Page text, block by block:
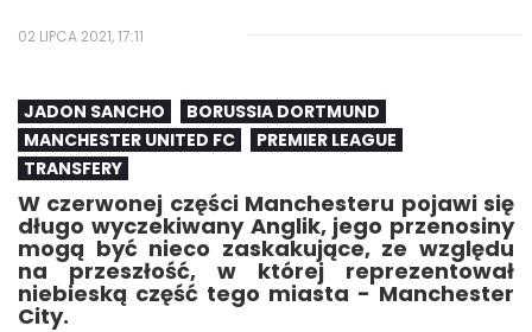
02 LIPCA 2021, 17:11
JADON SANCHO
BORUSSIA DORTMUND
MANCHESTER UNITED FC
PREMIER LEAGUE
TRANSFERY
W czerwonej części Manchesteru pojawi się
długo wyczekiwany Anglik, jego przenosiny
mogą być nieco zaskakujące, ze względu
na przeszłość, w której reprezentował
niebieską część tego miasta - Manchester
City.